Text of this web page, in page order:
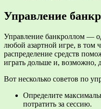
Управление
Управление банкроллом —
любой азартной игре, в том
распределение средств
играть дольше и, возможно,
Вот несколько советов по
Определите
потратить за сессию.